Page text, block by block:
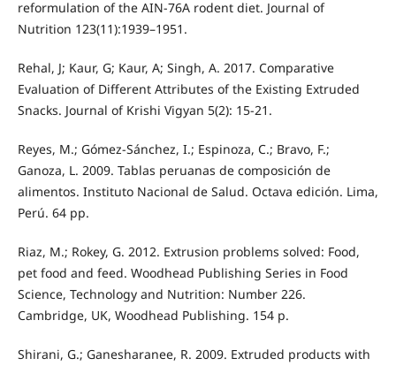
reformulation of the AIN-76A rodent diet. Journal of
Nutrition 123(11):1939–1951.
Rehal, J; Kaur, G; Kaur, A; Singh, A. 2017. Comparative
Evaluation of Different Attributes of the Existing Extruded
Snacks. Journal of Krishi Vigyan 5(2): 15-21.
Reyes, M.; Gómez-Sánchez, I.; Espinoza, C.; Bravo, F.;
Ganoza, L. 2009. Tablas peruanas de composición de
alimentos. Instituto Nacional de Salud. Octava edición. Lima,
Perú. 64 pp.
Riaz, M.; Rokey, G. 2012. Extrusion problems solved: Food,
pet food and feed. Woodhead Publishing Series in Food
Science, Technology and Nutrition: Number 226.
Cambridge, UK, Woodhead Publishing. 154 p.
Shirani, G.; Ganesharanee, R. 2009. Extruded products with